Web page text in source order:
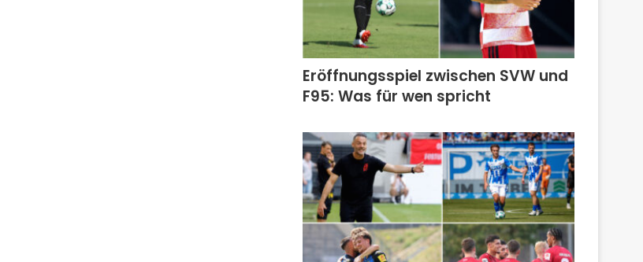
Eröffnungsspiel zwischen SVW und
F95: Was für wen spricht